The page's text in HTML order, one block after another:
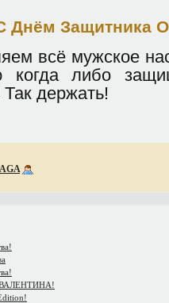
Днём Защитника
всё мужское
когда либо
держать!